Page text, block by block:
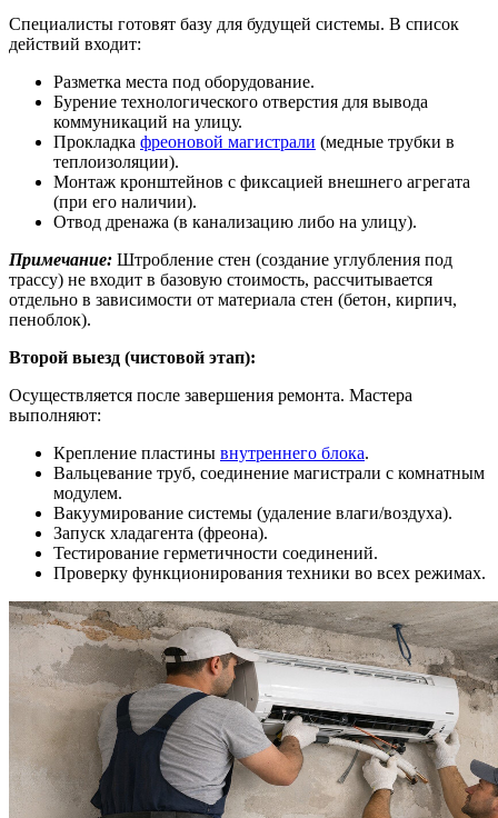
Специалисты готовят базу для будущей системы. В список
действий входит:
Разметка места под оборудование.
Бурение технологического отверстия для вывода
коммуникаций на улицу.
Прокладка фреоновой магистрали (медные трубки в
теплоизоляции).
Монтаж кронштейнов с фиксацией внешнего агрегата
(при его наличии).
Отвод дренажа (в канализацию либо на улицу).
Примечание: Штробление стен (создание углубления под
трассу) не входит в базовую стоимость, рассчитывается
отдельно в зависимости от материала стен (бетон, кирпич,
пеноблок).
Второй выезд (чистовой этап):
Осуществляется после завершения ремонта. Мастера
выполняют:
Крепление пластины внутреннего блока.
Вальцевание труб, соединение магистрали с комнатным
модулем.
Вакуумирование системы (удаление влаги/воздуха).
Запуск хладагента (фреона).
Тестирование герметичности соединений.
Проверку функционирования техники во всех режимах.